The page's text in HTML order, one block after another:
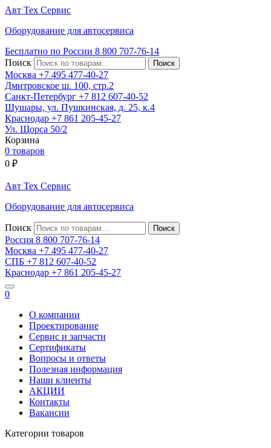
Авт Тех Сервис
Оборудование для автосервиса
Бесплатно по России 8 800 707-76-14
Поиск
Москва +7 495 477-40-27
Дмитровское ш. 100, стр.2
Санкт-Петербург +7 812 607-40-52
Шушары, ул. Пушкинская, д. 25, к.4
Краснодар +7 861 205-45-27
Ул. Щорса 50/2
Корзина
0 товаров
0 ₽
Авт Тех Сервис
Оборудование для автосервиса
Поиск
Россия 8 800 707-76-14
Москва +7 495 477-40-27
СПБ +7 812 607-40-52
Краснодар +7 861 205-45-27
0
О компании
Проектирование
Сервис и запчасти
Сертификаты
Вопросы и ответы
Полезная информация
Наши клиенты
АКЦИИ
Контакты
Вакансии
Категории товаров